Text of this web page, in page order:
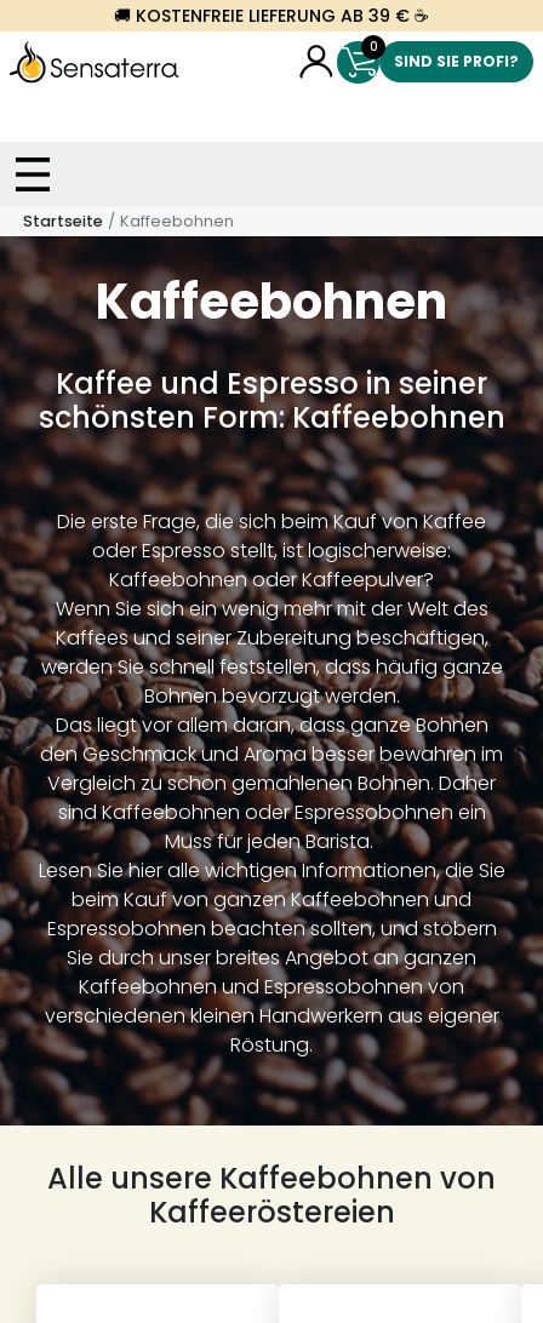
🚚 KOSTENFREIE LIEFERUNG AB 39 € ☕
0
SIND SIE PROFI?
Startseite Kaffeebohnen
Kaffeebohnen
Kaffee und Espresso in seiner
schönsten Form: Kaffeebohnen
Die erste Frage, die sich beim Kauf von Kaffee
oder Espresso stellt, ist logischerweise:
Kaffeebohnen oder Kaffeepulver?
Wenn Sie sich ein wenig mehr mit der Welt des
Kaffees und seiner Zubereitung beschäftigen,
werden Sie schnell feststellen, dass häufig ganze
Bohnen bevorzugt werden.
Das liegt vor allem daran, dass ganze Bohnen
den Geschmack und Aroma besser bewahren im
Vergleich zu schon gemahlenen Bohnen. Daher
sind Kaffeebohnen oder Espressobohnen ein
Muss für jeden Barista.
Lesen Sie hier alle wichtigen Informationen, die Sie
beim Kauf von ganzen Kaffeebohnen und
Espressobohnen beachten sollten, und stöbern
Sie durch unser breites Angebot an ganzen
Kaffeebohnen und Espressobohnen von
verschiedenen kleinen Handwerkern aus eigener
Röstung.
Alle unsere Kaffeebohnen von
Kaffeeröstereien